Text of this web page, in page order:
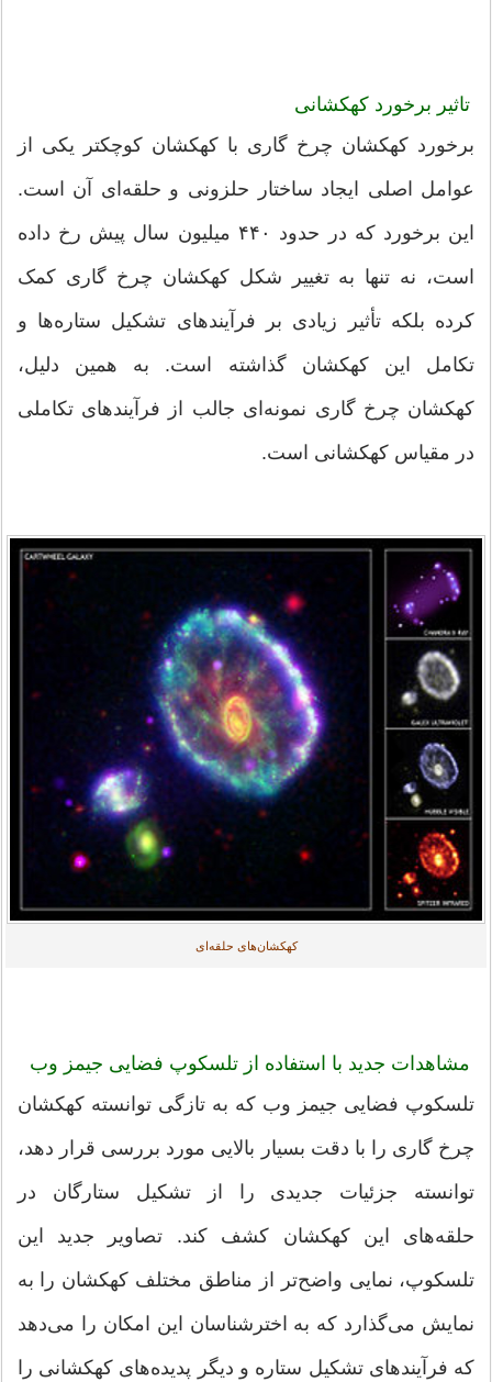
تاثیر برخورد کهکشانی
برخورد کهکشان چرخ گاری با کهکشان کوچکتر یکی از
عوامل اصلی ایجاد ساختار حلزونی و حلقه‌ای آن است.
این برخورد که در حدود ۴۴۰ میلیون سال پیش رخ داده
است، نه تنها به تغییر شکل کهکشان چرخ گاری کمک
کرده بلکه تأثیر زیادی بر فرآیندهای تشکیل ستاره‌ها و
تکامل این کهکشان گذاشته است. به همین دلیل،
کهکشان چرخ گاری نمونه‌ای جالب از فرآیندهای تکاملی
در مقیاس کهکشانی است.
کهکشان‌های حلقه‌ای
مشاهدات جدید با استفاده از تلسکوپ فضایی جیمز وب
تلسکوپ فضایی جیمز وب که به تازگی توانسته کهکشان
چرخ گاری را با دقت بسیار بالایی مورد بررسی قرار دهد،
توانسته جزئیات جدیدی را از تشکیل ستارگان در
حلقه‌های این کهکشان کشف کند. تصاویر جدید این
تلسکوپ، نمایی واضح‌تر از مناطق مختلف کهکشان را به
نمایش می‌گذارد که به اخترشناسان این امکان را می‌دهد
که فرآیندهای تشکیل ستاره و دیگر پدیده‌های کهکشانی را